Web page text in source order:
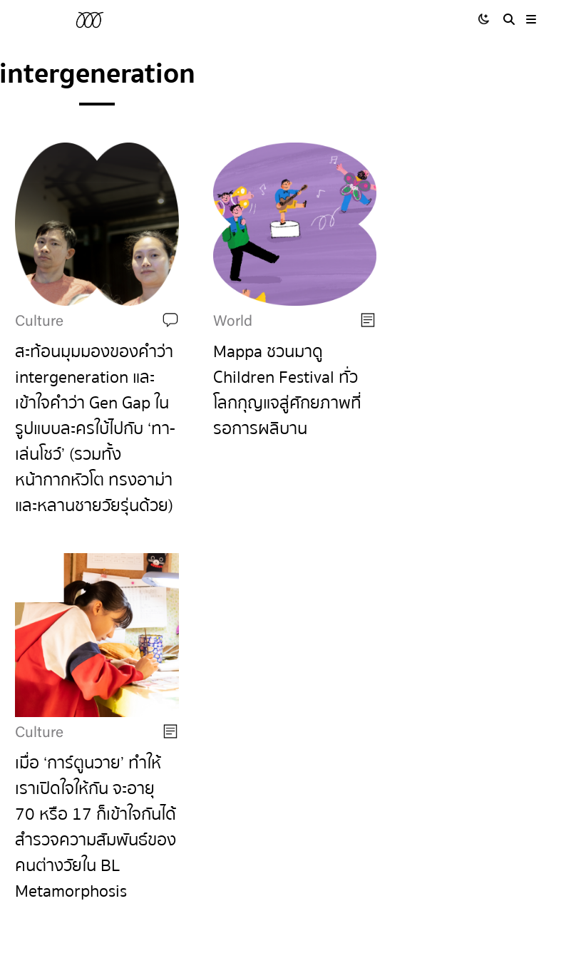
intergeneration
Culture
สะท้อนมุมมองของคำว่า
intergeneration และ
เข้าใจคำว่า Gen Gap ใน
รูปแบบละครใบ้ไปกับ ‘ทา-
เล่นโชว์’ (รวมทั้ง
หน้ากากหัวโต ทรงอาม่า
และหลานชายวัยรุ่นด้วย)
World
Mappa ชวนมาดู
Children Festival ทั่ว
โลกกุญแจสู่ศักยภาพที่
รอการผลิบาน
Culture
เมื่อ ‘การ์ตูนวาย’ ทำให้
เราเปิดใจให้กัน จะอายุ
70 หรือ 17 ก็เข้าใจกันได้
สำรวจความสัมพันธ์ของ
คนต่างวัยใน BL
Metamorphosis